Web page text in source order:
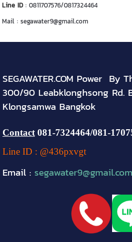
Line ID: 0811707576/0817324464
Mail : segawater9@gmail.com
SEGAWATER.COM Power By
300/90 Leabklonghsong Rd.
Klongsamwa Bangkok
Contact 081-7324464/081-
Line ID : @436pxvgt
Email : segawater9@gmail.com